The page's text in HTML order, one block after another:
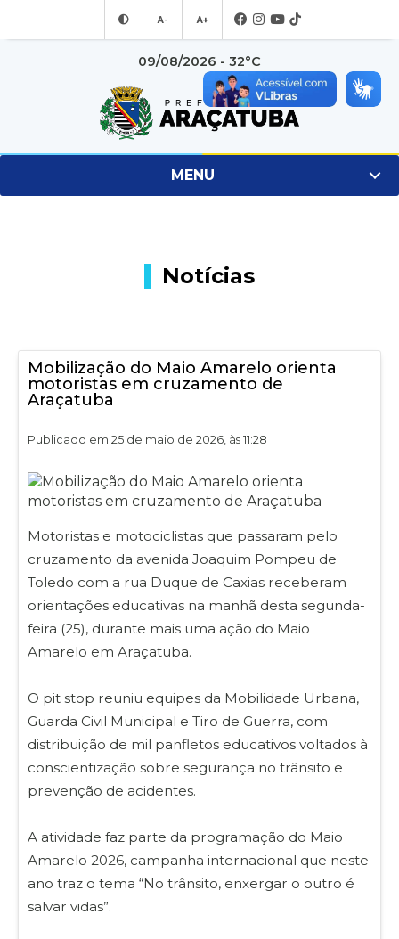
A- A+
09/08/2026 - 32°C
MENU
Notícias
Mobilização do Maio Amarelo orienta
motoristas em cruzamento de
Araçatuba
Publicado em 25 de maio de 2026, às 11:28
Motoristas e motociclistas que passaram pelo
cruzamento da avenida Joaquim Pompeu de
Toledo com a rua Duque de Caxias receberam
orientações educativas na manhã desta segunda-
feira (25), durante mais uma ação do Maio
Amarelo em Araçatuba.
O pit stop reuniu equipes da Mobilidade Urbana,
Guarda Civil Municipal e Tiro de Guerra, com
distribuição de mil panfletos educativos voltados à
conscientização sobre segurança no trânsito e
prevenção de acidentes.
A atividade faz parte da programação do Maio
Amarelo 2026, campanha internacional que neste
ano traz o tema “No trânsito, enxergar o outro é
salvar vidas”.